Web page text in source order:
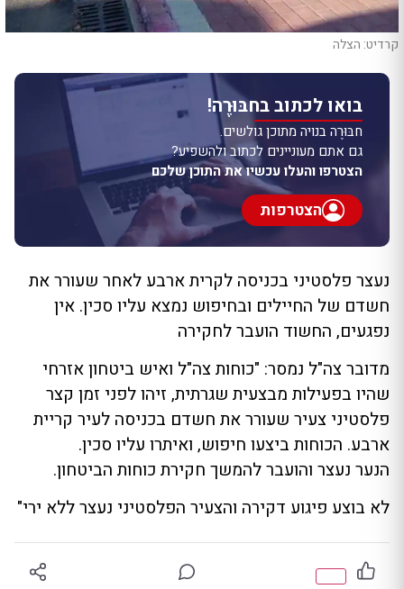
קרדיט: הצלה
בואו לכתוב בחבּוּרֶה!
חבּוּרֶה בנויה מתוכן גולשים.
גם אתם מעוניינים לכתוב ולהשפיע?
הצטרפו והעלו עכשיו את התוכן שלכם
הצטרפות
נעצר פלסטיני בכניסה לקרית ארבע לאחר שעורר את
חשדם של החיילים ובחיפוש נמצא עליו סכין. אין
נפגעים, החשוד הועבר לחקירה
מדובר צה"ל נמסר: "כוחות צה"ל ואיש ביטחון אזרחי
שהיו בפעילות מבצעית שגרתית, זיהו לפני זמן קצר
פלסטיני צעיר שעורר את חשדם בכניסה לעיר קריית
ארבע. הכוחות ביצעו חיפוש, ואיתרו עליו סכין.
הנער נעצר והועבר להמשך חקירת כוחות הביטחון.
לא בוצע פיגוע דקירה והצעיר הפלסטיני נעצר ללא ירי"